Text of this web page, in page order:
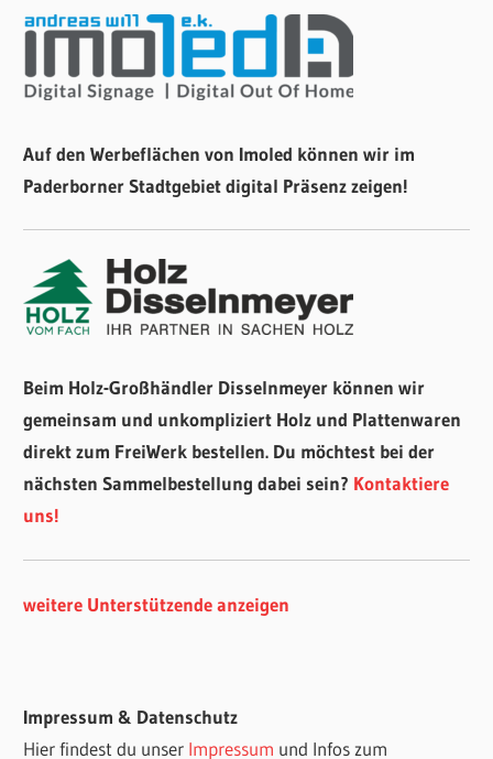
Auf den Werbeflächen von Imoled können wir im
Paderborner Stadtgebiet digital Präsenz zeigen!
Beim Holz-Großhändler Disselnmeyer können wir
gemeinsam und unkompliziert Holz und Plattenwaren
direkt zum FreiWerk bestellen. Du möchtest bei der
nächsten Sammelbestellung dabei sein? Kontaktiere
uns!
weitere Unterstützende anzeigen
Impressum & Datenschutz
Hier findest du unser Impressum und Infos zum